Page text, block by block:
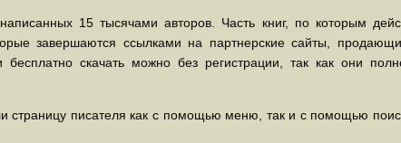
15 тысячами авторов. Часть книг, по которым
завершаются ссылками на партнерские сайты,
скачать можно без регистрации, так как они
страницу писателя как с помощью меню, так и с помощью